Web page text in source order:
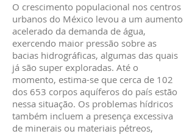
O crescimento populacional nos centros
urbanos do México levou a um aumento
acelerado da demanda de água,
exercendo maior pressão sobre as
bacias hidrográficas, algumas das quais
já são super exploradas. Até o
momento, estima-se que cerca de 102
dos 653 corpos aquíferos do país estão
nessa situação. Os problemas hídricos
também incluem a presença excessiva
de minerais ou materiais pétreos,